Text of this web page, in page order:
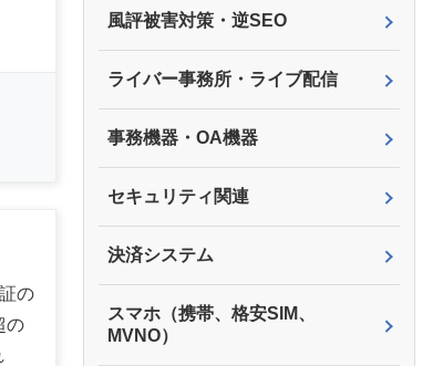
の
の
風評被害対策・逆SEO
ライバー事務所・ライブ配信
事務機器・OA機器
セキュリティ関連
決済システム
スマホ（携帯、格安SIM、
MVNO）